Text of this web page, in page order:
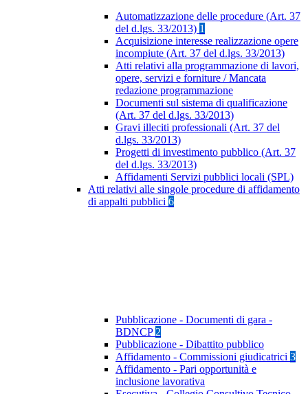
Automatizzazione delle procedure (Art. 37
del d.lgs. 33/2013) 1
Acquisizione interesse realizzazione opere
incompiute (Art. 37 del d.lgs. 33/2013)
Atti relativi alla programmazione di lavori,
opere, servizi e forniture / Mancata
redazione programmazione
Documenti sul sistema di qualificazione
(Art. 37 del d.lgs. 33/2013)
Gravi illeciti professionali (Art. 37 del
d.lgs. 33/2013)
Progetti di investimento pubblico (Art. 37
del d.lgs. 33/2013)
Affidamenti Servizi pubblici locali (SPL)
Atti relativi alle singole procedure di affidamento
di appalti pubblici 6
Pubblicazione - Documenti di gara -
BDNCP 2
Pubblicazione - Dibattito pubblico
Affidamento - Commissioni giudicatrici 3
Affidamento - Pari opportunità e
inclusione lavorativa